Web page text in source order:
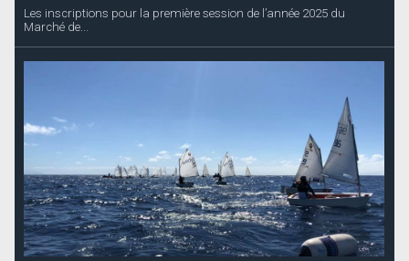
Les inscriptions pour la première session de l’année 2025 du
Marché de...